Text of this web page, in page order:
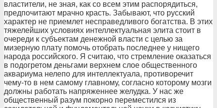
властители, не зная, как со всем этим распорядиться,
предпочитают мрачно красть. Забывают, что русский
характер не приемлет несправедливого богатства. В этих
тяжелейших условиях интеллектуальная элита стоит в
очереди к субъектам денежной власти с целью за
мизерную плату помочь отобрать последнее у нищего
народа российского. Я считаю, что стремление оказаться
в подогретом деньгами верхнем слое общественного
аквариума нелепо для интеллектуала, противоречит
чему-то в нем самому главному, согласно которому мозги
должны работать напряженнее желудка. У нас же
общественный разум покорно переместился из